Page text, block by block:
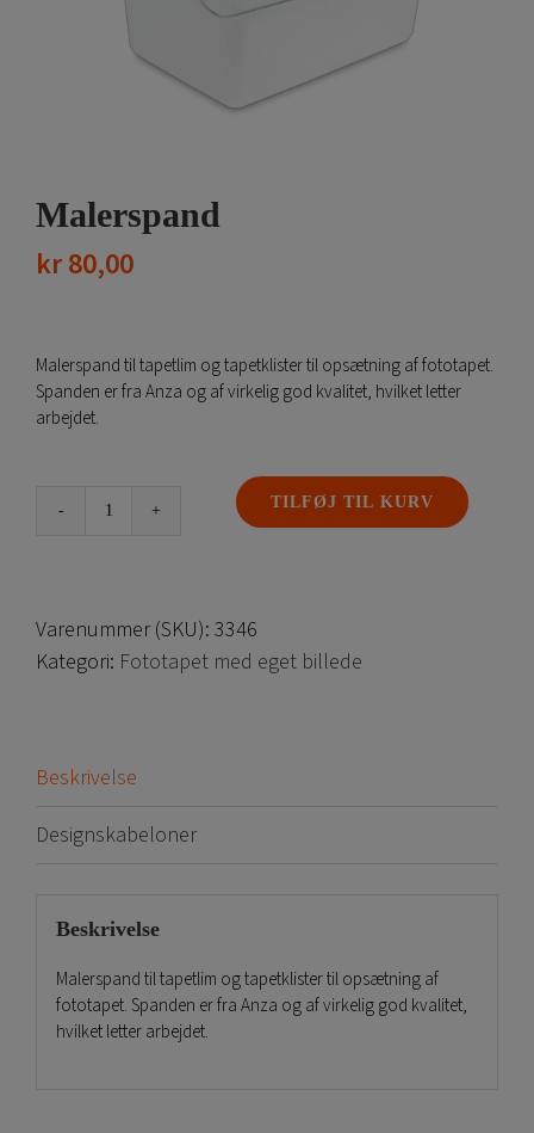
Malerspand
kr80,00
Malerspand til tapetlim og tapetklister til opsætning af fototapet.
Spanden er fra Anza og af virkelig god kvalitet, hvilket letter
arbejdet.
Malerspand
TILFØJ TIL KURV
Varenummer (SKU): 3346
Kategori: Fototapet med eget billede
Beskrivelse
Designskabeloner
Beskrivelse
Malerspand til tapetlim og tapetklister til opsætning af
fototapet. Spanden er fra Anza og af virkelig god kvalitet,
hvilket letter arbejdet.